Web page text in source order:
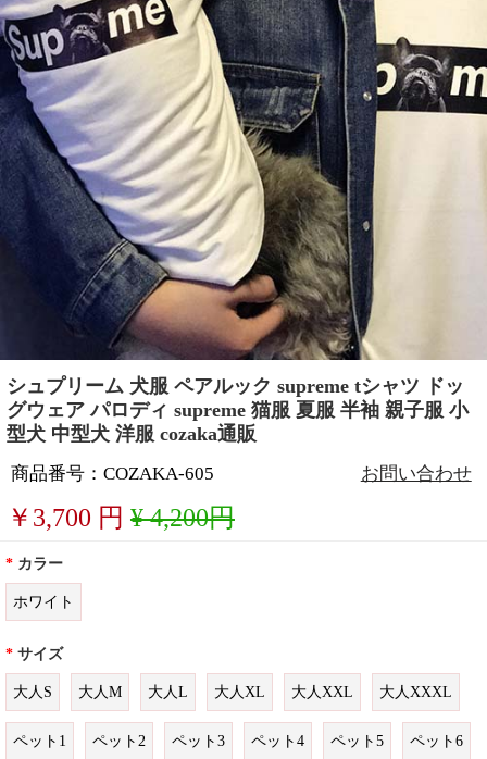
シュプリーム 犬服 ペアルック supreme tシャツ ドッ
グウェア パロディ supreme 猫服 夏服 半袖 親子服 小
型犬 中型犬 洋服 cozaka通販
商品番号：COZAKA-605 お問い合わせ
￥ 3,700 円 ¥ 4,200円
* カラー
ホワイト
* サイズ
大人S 大人M 大人L 大人XL 大人XXL 大人XXXL
ペット1 ペット2 ペット3 ペット4 ペット5 ペット6